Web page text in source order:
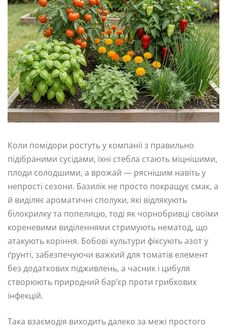
Коли помідори ростуть у компанії з правильно
підібраними сусідами, їхні стебла стають міцнішими,
плоди солодшими, а врожай — ряснішим навіть у
непрості сезони. Базилік не просто покращує смак, а
й виділяє ароматичні сполуки, які відлякують
білокрилку та попелицю, тоді як чорнобривці своїми
кореневими виділеннями стримують нематод, що
атакують коріння. Бобові культури фіксують азот у
ґрунті, забезпечуючи важкий для томатів елемент
без додаткових підживлень, а часник і цибуля
створюють природний бар’єр проти грибкових
інфекцій.
Така взаємодія виходить далеко за межі простого